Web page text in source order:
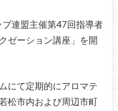
連盟主催第47回指導者
ゼーション講座」を開
にて定期的にアロマテ
松市内および周辺市町